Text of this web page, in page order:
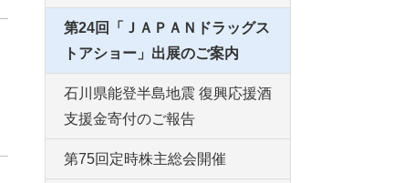
第24回「ＪＡＰＡＮドラッグス
トアショー」出展のご案内
石川県能登半島地震 復興応援酒
支援金寄付のご報告
第75回定時株主総会開催